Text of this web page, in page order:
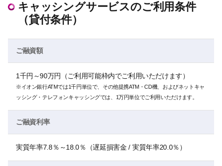
キャッシングサービスのご利用条件
（貸付条件）
ご融資額
1千円～90万円（ご利用可能枠内でご利用いただけます）
※イオン銀行ATMでは1千円単位で、その他提携ATM・CD機、およびネットキャ
ッシング・テレフォンキャッシングでは、1万円単位でご利用いただけます。
ご融資利率
実質年率7.8％～18.0％（遅延損害金 / 実質年率20.0％）